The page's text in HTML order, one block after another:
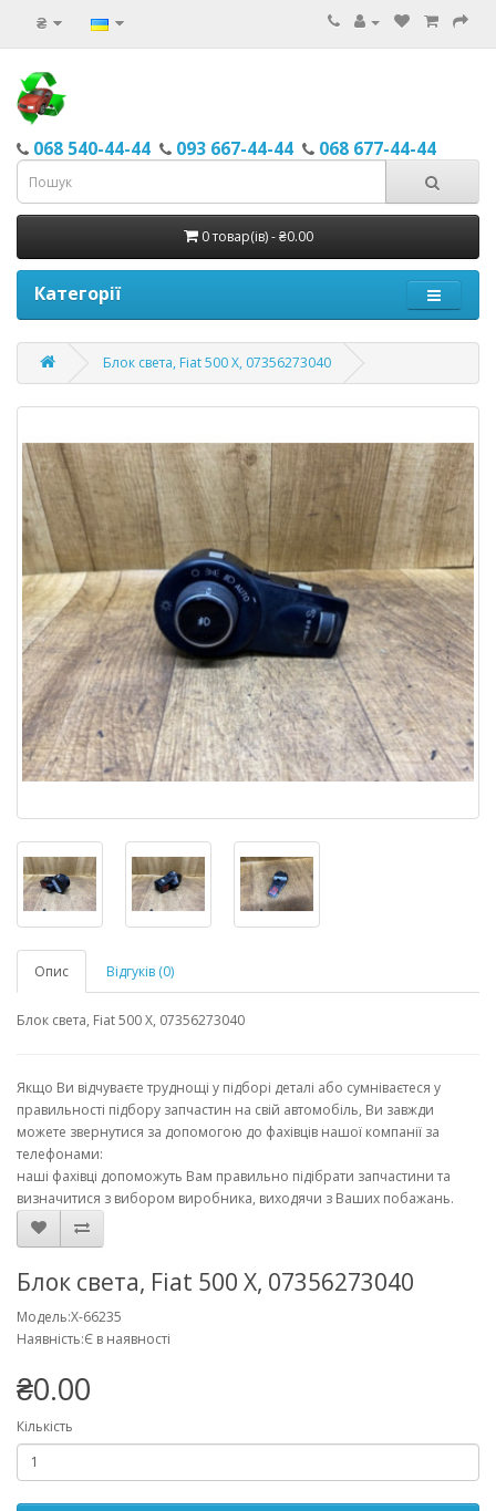
₴
068 540-44-44 093 667-44-44 068 677-44-44
0 товар(ів) - ₴0.00
Категорії
Блок света, Fiat 500 X, 07356273040
Опис Відгуків (0)
Блок света, Fiat 500 X, 07356273040
Якщо Ви відчуваєте труднощі у підборі деталі або сумніваєтеся у
правильності підбору запчастин на свій автомобіль, Ви завжди
можете звернутися за допомогою до фахівців нашої компанії за
телефонами:
наші фахівці допоможуть Вам правильно підібрати запчастини та
визначитися з вибором виробника, виходячи з Ваших побажань.
Блок света, Fiat 500 X, 07356273040
Модель:X-66235
Наявність:Є в наявності
₴0.00
Кількість